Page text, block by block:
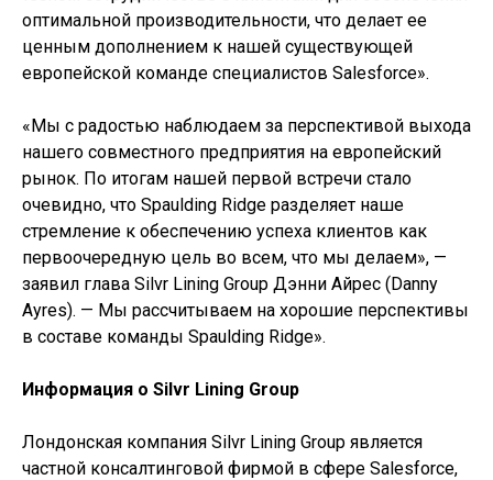
оптимальной производительности, что делает ее
ценным дополнением к нашей существующей
европейской команде специалистов Salesforce».
«Мы с радостью наблюдаем за перспективой выхода
нашего совместного предприятия на европейский
рынок. По итогам нашей первой встречи стало
очевидно, что Spaulding Ridge разделяет наше
стремление к обеспечению успеха клиентов как
первоочередную цель во всем, что мы делаем», —
заявил глава Silvr Lining Group Дэнни Айрес (Danny
Ayres). — Мы рассчитываем на хорошие перспективы
в составе команды Spaulding Ridge».
Информация о Silvr Lining Group
Лондонская компания Silvr Lining Group является
частной консалтинговой фирмой в сфере Salesforce,